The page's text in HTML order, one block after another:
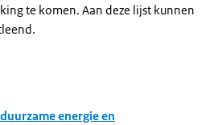
te komen. Aan deze lijst kunnen
energie en